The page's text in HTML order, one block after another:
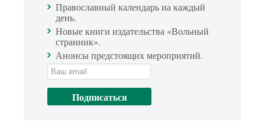
Православный календарь на каждый
день.
Новые книги издательства «Вольный
странник».
Анонсы предстоящих мероприятий.